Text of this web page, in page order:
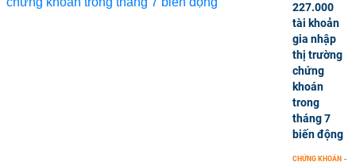
227.000
tài khoản
gia nhập
thị trường
chứng
khoán
trong
tháng 7
biến động
CHỨNG KHOÁN -